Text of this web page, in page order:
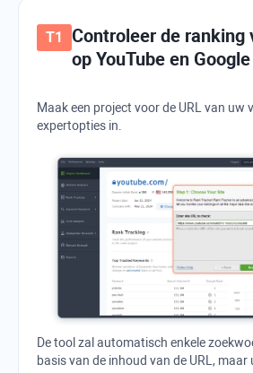
Controleer de ranking
op YouTube en Google
Maak een project voor de URL van uw
expertopties in.
De tool zal automatisch enkele
basis van de inhoud van de URL,